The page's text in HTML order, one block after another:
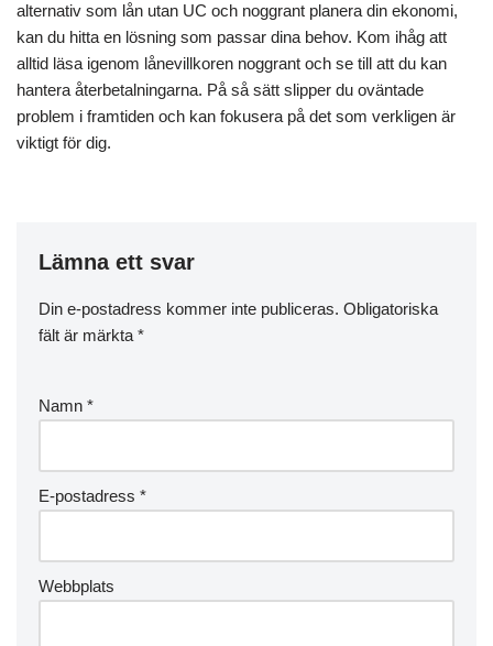
alternativ som lån utan UC och noggrant planera din ekonomi,
kan du hitta en lösning som passar dina behov. Kom ihåg att
alltid läsa igenom lånevillkoren noggrant och se till att du kan
hantera återbetalningarna. På så sätt slipper du oväntade
problem i framtiden och kan fokusera på det som verkligen är
viktigt för dig.
Lämna ett svar
Din e-postadress kommer inte publiceras. Obligatoriska
fält är märkta *
Namn *
E-postadress *
Webbplats